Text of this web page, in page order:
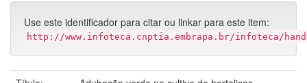
Use este identificador para citar ou linkar para este item:
http://www.infoteca.cnptia.embrapa.br/infoteca/